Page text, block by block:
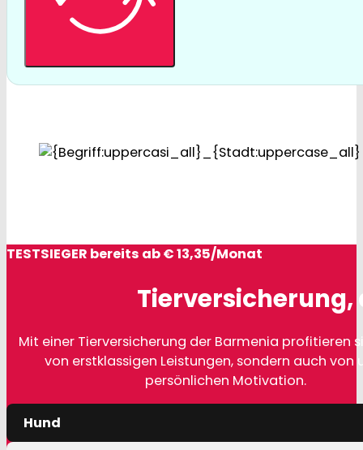
TESTSIEGER bereits ab € 13,35/Monat
Tierversicherung,
Mit einer Tierversicherung der Barmenia profitieren
von erstklassigen Leistungen, sondern auch von
persönlichen Motivation.
Hund